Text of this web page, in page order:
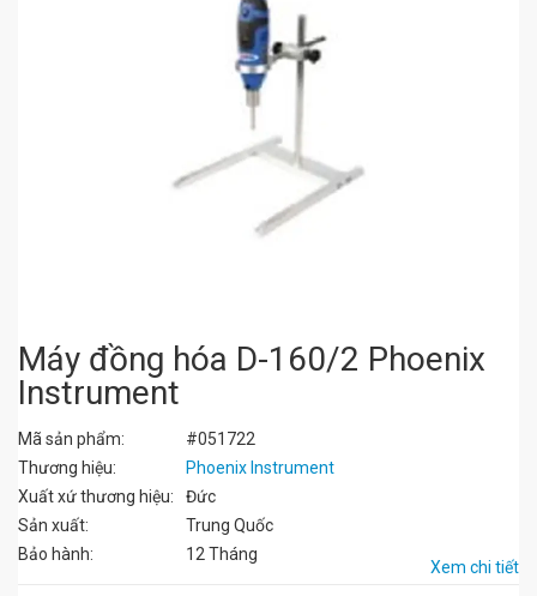
Máy đồng hóa D-160/2 Phoenix
Instrument
Mã sản phẩm:
#051722
Thương hiệu:
Phoenix Instrument
Xuất xứ thương hiệu:
Đức
Sản xuất:
Trung Quốc
Bảo hành:
12 Tháng
Xem chi tiết